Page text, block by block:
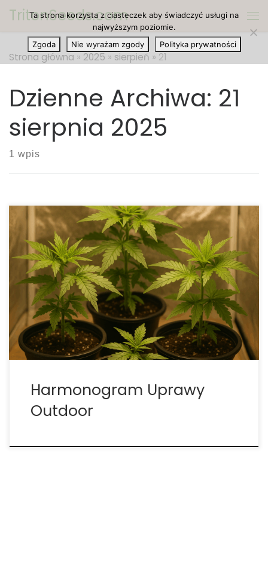
Przejdź do treści
TritonSeeds.com
Strona główna » 2025 » sierpień » 21
Dzienne Archiwa: 21
sierpnia 2025
1 wpis
Kalendarz Uprawy Konopi na Zewnątrz – Jak
Uzyskać Większe i Lepsze Plony Uprawa konopi na
świeżym powietrzu, choć wymaga większej
uważności, oferuje ogromne korzyści, takie jak
niższe koszty utrzymania oraz możliwość uzyskania
bardziej naturalnego i pełnego aromatu plonów.
Rośliny korzystają […]
Harmonogram Uprawy
Outdoor
Ta strona korzysta z ciasteczek aby świadczyć usługi na
najwyższym poziomie.
Zgoda
Nie wyrażam zgody Polityka prywatności